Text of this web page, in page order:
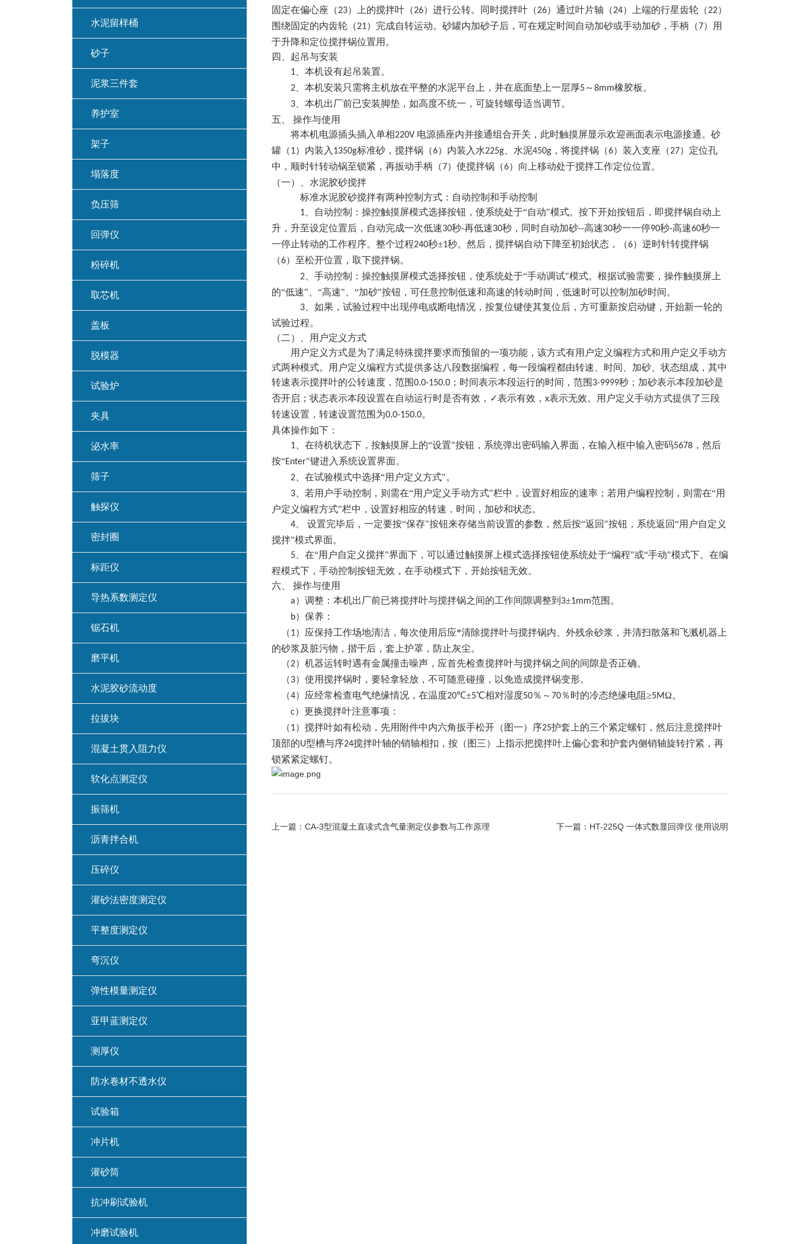
固定在偏心座（23）上的搅拌叶（26）进行公转。同时搅拌叶（26）通过叶片轴（24）上端的行星齿轮（22）
围绕固定的内齿轮（21）完成自转运动。砂罐内加砂子后，可在规定时间自动加砂或手动加砂，手柄（7）用
于升降和定位搅拌锅位置用。
四、起吊与安装
1 、本机设有起吊装置。
2 、本机安装只需将主机放在平整的水泥平台上，并在底面垫上一层厚5～8mm橡胶板。
3 、本机出厂前已安装脚垫，如高度不统一，可旋转螺母适当调节。
五、
操作与使用
将本机电源插头插入单相220V 电源插座内并接通组合开关，此时触摸屏显示欢迎画面表示电源接通。砂
罐（1）内装入 1350g标准砂，搅拌锅（6）内装入水225g 、水泥450g ，将搅拌锅（6）装入支座（27）定位孔
中，顺时针转动锅至锁紧，再扳动手柄（7）使搅拌锅（6）向上移动处于搅拌工作定位位置。
（一）、水泥胶砂搅拌
标准水泥胶砂搅拌有两种控制方式：自动控制和手动控制
1 、自动控制：操控触摸屏模式选择按钮，使系统处于“自动"模式。按下开始按钮后，即搅拌锅自动上
升，升至设定位置后，自动完成一次低速30秒-再低速30秒，同时自动加砂--高速30秒一一停90秒-高速60秒一
一停止转动的工作程序。整个过程240秒±1秒。然后，搅拌锅自动下降至初始状态，（6）逆时针转搅拌锅
（6）至松开位置，取下搅拌锅。
2 、手动控制：操控触摸屏模式选择按钮，使系统处于“手动调试"模式。根据试验需要，操作触摸屏上
的“低速"、“高速"、“加砂"按钮，可任意控制低速和高速的转动时间，低速时可以控制加砂时间。
3 、如果，试验过程中出现停电或断电情况，按复位键使其复位后，方可重新按启动键，开始新一轮的
试验过程。
（二）、用户定义方式
用户定义方式是为了满足特殊搅拌要求而预留的一项功能，该方式有用户定义编程方式和用户定义手动方
式两种模式。用户定义编程方式提供多达八段数据编程，每一段编程都由转速、时间、加砂、状态组成，其中
转速表示搅拌叶的公转速度，范围0.0-150.0 ；时间表示本段运行的时间，范围 3-9999秒；加砂表示本段加砂是
否开启；状态表示本段设置在自动运行时是否有效，✓表示有效， x表示无效。用户定义手动方式提供了三段
转速设置，转速设置范围为0.0-150.0。
具体操作如下：
1 、在待机状态下，按触摸屏上的“设置"按钮，系统弹出密码输入界面，在输入框中输入密码5678 ，然后
按“Enter"键进入系统设置界面。
2 、在试验模式中选择“用户定义方式"。
3 、若用户手动控制，则需在“用户定义手动方式"栏中，设置好相应的速率；若用户编程控制，则需在“用
户定义编程方式"栏中，设置好相应的转速，时间，加砂和状态。
4 、 设置完毕后，一定要按“保存"按钮来存储当前设置的参数，然后按“返回"按钮，系统返回“用户自定义
搅拌"模式界面。
5 、在“用户自定义搅拌"界面下，可以通过触摸屏上模式选择按钮使系统处于“编程"或“手动"模式下。在编
程模式下，手动控制按钮无效，在手动模式下，开始按钮无效。
六、
操作与使用
a）调整：本机出厂前已将搅拌叶与搅拌锅之间的工作间隙调整到 3±1mm范围。
b）保养：
（1）应保持工作场地清洁，每次使用后应*清除搅拌叶与搅拌锅内、外残余砂浆，并清扫散落和飞溅机器上
的砂浆及脏污物，揩干后，套上护罩，防止灰尘。
（2）机器运转时遇有金属撞击噪声，应首先检查搅拌叶与搅拌锅之间的间隙是否正确。
（3）使用搅拌锅时，要轻拿轻放，不可随意碰撞，以免造成搅拌锅变形。
（4）应经常检查电气绝缘情况，在温度20℃±5℃相对湿度50％～ 70％时的冷态绝缘电阻≥5MΩ。
c）更换搅拌叶注意事项：
（1）搅拌叶如有松动，先用附件中内六角扳手松开（图一）序25护套上的三个紧定螺钉，然后注意搅拌叶
顶部的U型槽与序24搅拌叶轴的销轴相扣，按（图三）上指示把搅拌叶上偏心套和护套内侧销轴旋转拧紧，再
锁紧紧定螺钉。
下一篇： HT-225Q 一体式数显回弹仪 使用说明
上一篇： CA-3型混凝土直读式含气量测定仪参数与工作原理
水泥留样桶
砂子
泥浆三件套
养护室
架子
塌落度
负压筛
回弹仪
粉碎机
取芯机
盖板
脱模器
试验炉
夹具
泌水率
筛子
触探仪
密封圈
标距仪
导热系数测定仪
锯石机
磨平机
水泥胶砂流动度
拉拔块
混凝土贯入阻力仪
软化点测定仪
振筛机
沥青拌合机
压碎仪
灌砂法密度测定仪
平整度测定仪
弯沉仪
弹性模量测定仪
亚甲蓝测定仪
测厚仪
防水卷材不透水仪
试验箱
冲片机
灌砂筒
抗冲刷试验机
冲磨试验机